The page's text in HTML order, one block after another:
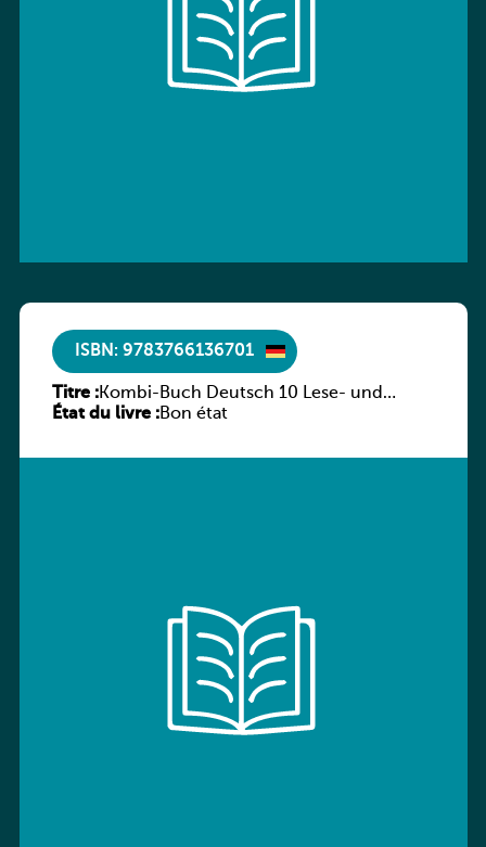
ISBN: 9783766136701
Titre :Kombi-Buch Deutsch 10 Lese- und
Sprachbuch
État du livre :Bon état